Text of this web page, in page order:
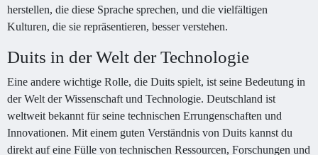
herstellen, die diese Sprache sprechen, und die vielfältigen
Kulturen, die sie repräsentieren, besser verstehen.
Duits in der Welt der Technologie
Eine andere wichtige Rolle, die Duits spielt, ist seine Bedeutung in
der Welt der Wissenschaft und Technologie. Deutschland ist
weltweit bekannt für seine technischen Errungenschaften und
Innovationen. Mit einem guten Verständnis von Duits kannst du
direkt auf eine Fülle von technischen Ressourcen, Forschungen und